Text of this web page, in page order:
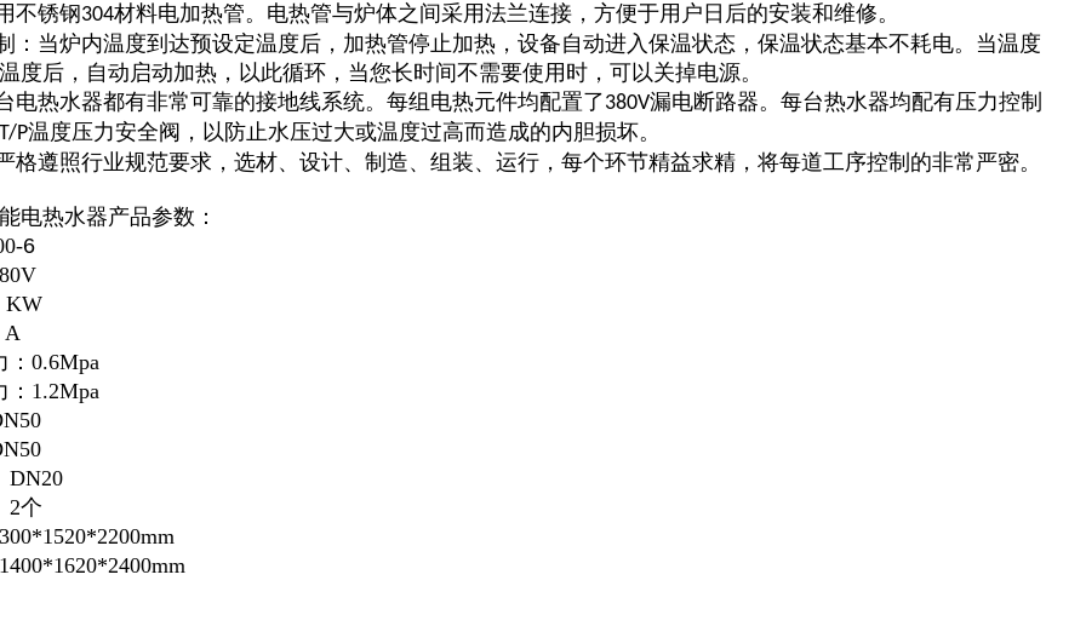
不锈钢304材料电加热管。电热管与炉体之间采用法兰连接，方便于用户日后的安装和维修。
：当炉内温度到达预设定温度后，加热管停止加热，设备自动进入保温状态，保温状态基本不耗电。当温度
度后，自动启动加热，以此循环，当您长时间不需要使用时，可以关掉电源。
电热水器都有非常可靠的接地线系统。每组电热元件均配置了380V漏电断路器。每台热水器均配有压力控制
T/P温度压力安全阀，以防止水压过大或温度过高而造成的内胆损坏。
格遵照行业规范要求，选材、设计、制造、组装、运行，每个环节精益求精，将每道工序控制的非常严密。
电热水器产品参数：
6
KW
A
：0.6Mpa
：1.2Mpa
DN20
2个